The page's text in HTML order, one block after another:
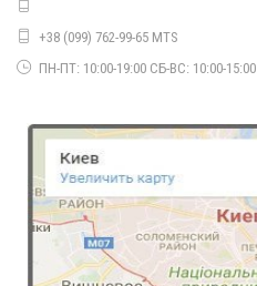
+38 (099) 762-99-65 MTS
ПН-ПТ: 10:00-19:00 СБ-ВС: 10:00-15:00